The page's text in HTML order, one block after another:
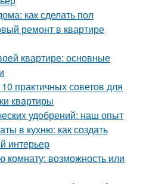
как сделать пол
ремонт в квартире
квартире: основные
практичных советов для
квартиры
удобрений: наш опыт
в кухню: как создать
интерьер
комнату: возможность или